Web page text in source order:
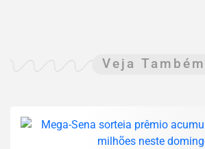
Veja Também